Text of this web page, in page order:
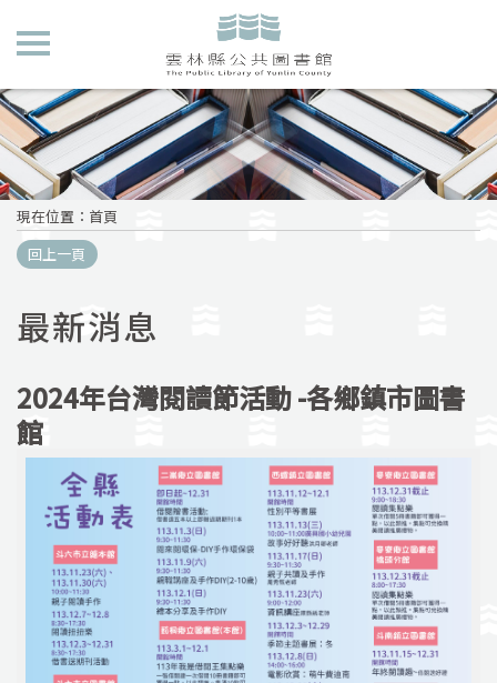
現在位置 ： 首頁
回上一頁
最新消息
2024年台灣閱讀節活動 -各鄉鎮市圖書
館